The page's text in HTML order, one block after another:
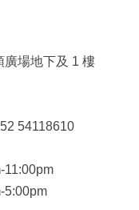
廣場地下及 1 樓
54118610
11:00pm
5:00pm